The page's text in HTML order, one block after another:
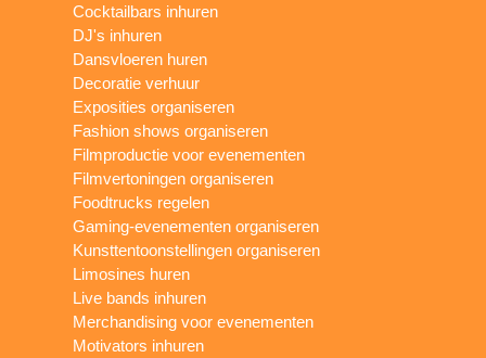
Cocktailbars inhuren
DJ's inhuren
Dansvloeren huren
Decoratie verhuur
Exposities organiseren
Fashion shows organiseren
Filmproductie voor evenementen
Filmvertoningen organiseren
Foodtrucks regelen
Gaming-evenementen organiseren
Kunsttentoonstellingen organiseren
Limosines huren
Live bands inhuren
Merchandising voor evenementen
Motivators inhuren